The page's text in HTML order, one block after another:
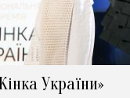
України»